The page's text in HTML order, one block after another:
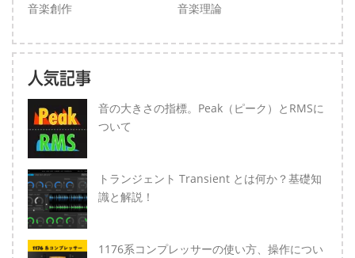
音楽創作
音楽理論
人気記事
音の大きさの指標。Peak（ピーク）とRMSに
ついて
トランジェント Transient とは何か？基礎知
識と解説！
1176系コンプレッサーの使い方、操作につい